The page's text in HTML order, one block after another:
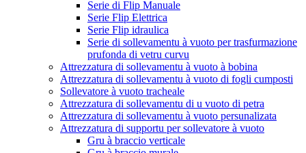
Serie di Flip Manuale
Serie Flip Elettrica
Serie Flip idraulica
Serie di sollevamentu à vuoto per trasfurmazione
prufonda di vetru curvu
Attrezzatura di sollevamentu à vuoto à bobina
Attrezzatura di sollevamentu à vuoto di fogli cumposti
Sollevatore à vuoto tracheale
Attrezzatura di sollevamentu di u vuoto di petra
Attrezzatura di sollevamentu à vuoto persunalizata
Attrezzatura di supportu per sollevatore à vuoto
Gru à braccio verticale